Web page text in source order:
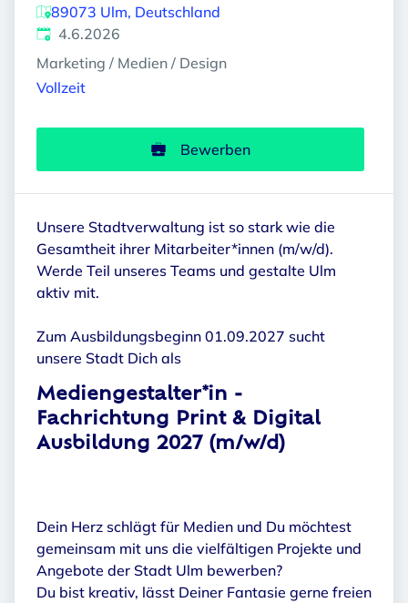
89073 Ulm, Deutschland
Veröffentlicht
4.6.2026
Marketing / Medien / Design
Vollzeit
Bewerben
Unsere Stadtverwaltung ist so stark wie die
Gesamtheit ihrer Mitarbeiter*innen (m/w/d).
Werde Teil unseres Teams und gestalte Ulm
aktiv mit.
Zum Ausbildungsbeginn 01.09.2027 sucht
unsere Stadt Dich als
Mediengestalter*in -
Fachrichtung Print & Digital
Ausbildung 2027 (m/w/d)
Dein Herz schlägt für Medien und Du möchtest
gemeinsam mit uns die vielfältigen Projekte und
Angebote der Stadt Ulm bewerben?
Du bist kreativ, lässt Deiner Fantasie gerne freien